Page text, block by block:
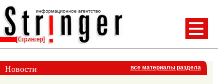
Новости все материалы раздела